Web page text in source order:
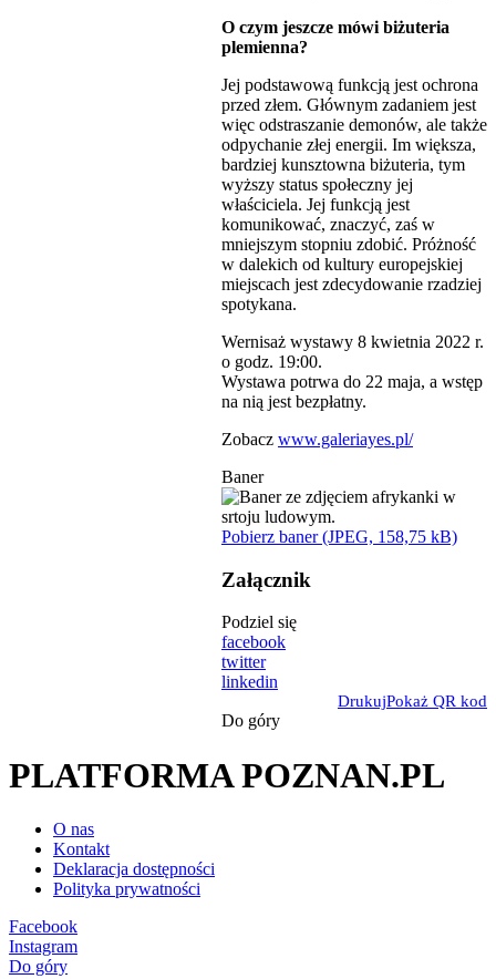
O czym jeszcze mówi biżuteria
plemienna?
Jej podstawową funkcją jest ochrona
przed złem. Głównym zadaniem jest
więc odstraszanie demonów, ale także
odpychanie złej energii. Im większa,
bardziej kunsztowna biżuteria, tym
wyższy status społeczny jej
właściciela. Jej funkcją jest
komunikować, znaczyć, zaś w
mniejszym stopniu zdobić. Próżność
w dalekich od kultury europejskiej
miejscach jest zdecydowanie rzadziej
spotykana.
Wernisaż wystawy 8 kwietnia 2022 r.
o godz. 19:00.
Wystawa potrwa do 22 maja, a wstęp
na nią jest bezpłatny.
Zobacz www.galeriayes.pl/
Baner
Pobierz baner (JPEG, 158,75 kB)
Załącznik
Podziel się
facebook
twitter
linkedin
DrukujPokaż QR kod
Do góry
PLATFORMA POZNAN.PL
O nas
Kontakt
Deklaracja dostępności
Polityka prywatności
Facebook
Instagram
Do góry